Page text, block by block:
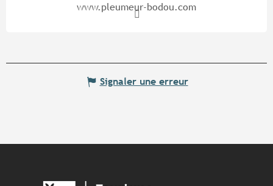
www.pleumeur-bodou.com
Signaler une erreur